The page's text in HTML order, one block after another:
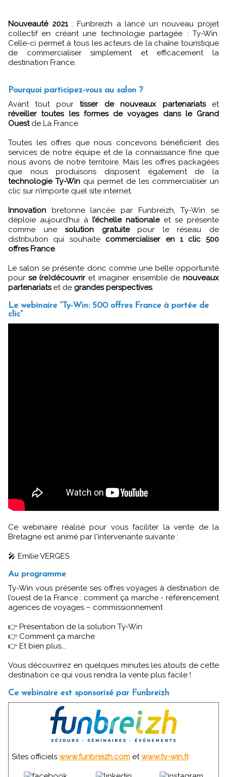
Nouveauté 2021: Funbreizh a lancé un nouveau projet
collectif en créant une technologie partagée : Ty-Win.
Celle-ci permet à tous les acteurs de la chaîne touristique
de commercialiser simplement et efficacement la
destination France.
Pourquoi participez-vous au salon ?
Avant tout pourtisser de nouveaux partenariatset
réveiller toutes les formes de voyages dans le Grand
Ouestde La France.
Toutes les offres que nous concevons bénéficient des
services de notre équipe et de la connaissance fine que
nous avons de notre territoire. Mais les offres packagées
que nous produisons disposent également de la
technologie Ty-Win qui permet de les commercialiser un
clic sur n’importe quel site internet.
Innovation bretonne lancée par Funbreizh, Ty-Win se
déploie aujourd’hui à l’échelle nationaleet se présente
comme unesolution gratuitepour le réseau de
distribution qui souhaite commercialiser en 1 clic 500
offres France.
Le salon se présente donc comme une belle opportunité
pour se (re)découvrir et imaginer ensemble denouveaux
partenariatset de grandes perspectives.
Le webinaire “Ty-Win: 500 offres France à portée de
clic”
Ce webinaire réalisé pour vous faciliter la vente de la
Bretagne est animé par l'intervenante suivante :
🎤 Emilie VERGES
Au programme
Ty-Win vous présente ses offres voyages à destination de
l’ouest de la France : comment ça marche - référencement
agences de voyages – commissionnement
👉 Présentation de la solution Ty-Win
👉 Comment ça marche
👉 Et bien plus...
Vous découvrirez en quelques minutes les atouts de cette
destination ce qui vous rendra la vente plus facile !
Ce webinaire est sponsorisé par Funbreizh
Sites officiels www.funbreizh.com et www.ty-win.fr